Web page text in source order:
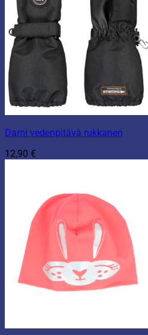
Dami vedenpitävä rukkanen
12,90 €